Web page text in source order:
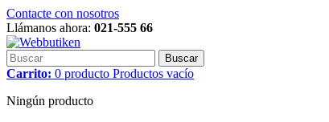
Contacte con nosotros
Llámanos ahora: 021-555 66
Buscar
Carrito: 0 producto Productos vacío
Ningún producto